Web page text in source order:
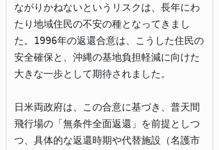
ながりかねないというリスクは、長年にわ
たり地域住民の不安の種となってきまし
た。1996年の返還合意は、こうした住民の
安全確保と、沖縄の基地負担軽減に向けた
大きな一歩として期待されました。
日米両政府は、この合意に基づき、普天間
飛行場の「無条件全面返還」を前提としつ
つ、具体的な返還時期や代替施設（名護市